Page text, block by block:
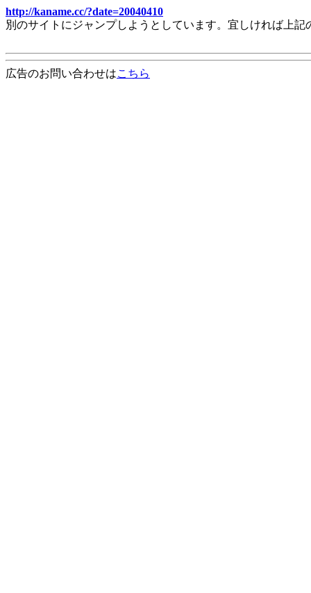
http://kaname.cc/?date=20040410
別のサイトにジャンプしようとしています。宜しければ上
広告のお問い合わせはこちら